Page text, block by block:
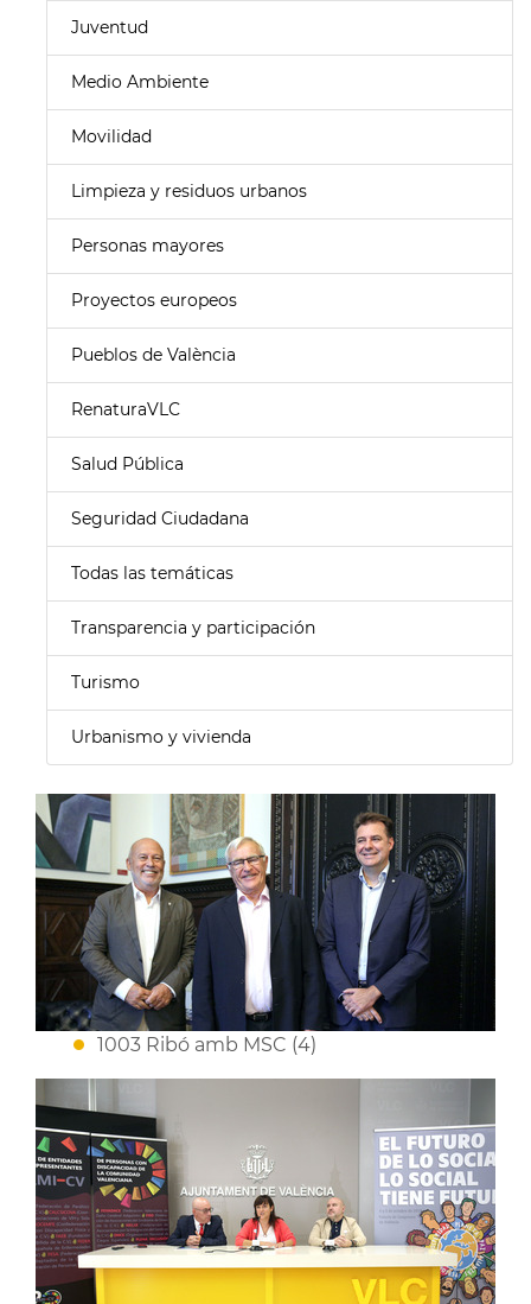
Juventud
Medio Ambiente
Movilidad
Limpieza y residuos urbanos
Personas mayores
Proyectos europeos
Pueblos de València
RenaturaVLC
Salud Pública
Seguridad Ciudadana
Todas las temáticas
Transparencia y participación
Turismo
Urbanismo y vivienda
1003 Ribó amb MSC (4)